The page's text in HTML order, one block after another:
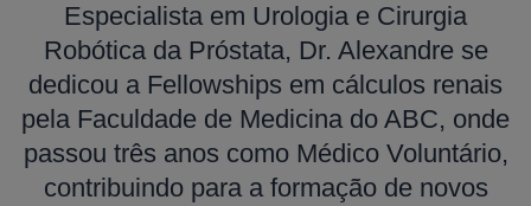
Especialista em Urologia e Cirurgia
Robótica da Próstata, Dr. Alexandre se
dedicou a Fellowships em cálculos renais
pela Faculdade de Medicina do ABC, onde
passou três anos como Médico Voluntário,
contribuindo para a formação de novos